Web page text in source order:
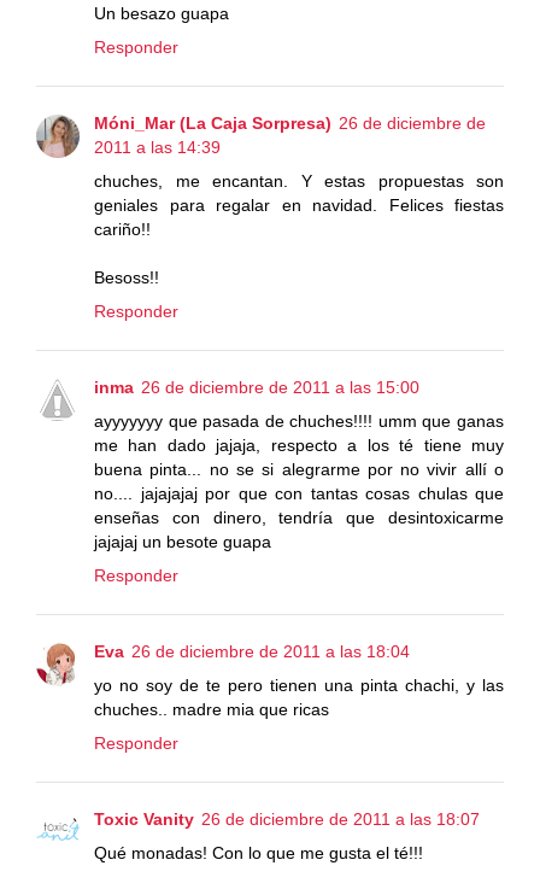
Un besazo guapa
Responder
Móni_Mar (La Caja Sorpresa) 26 de diciembre de
2011 a las 14:39
chuches, me encantan. Y estas propuestas son
geniales para regalar en navidad. Felices fiestas
cariño!!
Besoss!!
Responder
inma 26 de diciembre de 2011 a las 15:00
ayyyyyyy que pasada de chuches!!!! umm que ganas
me han dado jajaja, respecto a los té tiene muy
buena pinta... no se si alegrarme por no vivir allí o
no.... jajajajaj por que con tantas cosas chulas que
enseñas con dinero, tendría que desintoxicarme
jajajaj un besote guapa
Responder
Eva 26 de diciembre de 2011 a las 18:04
yo no soy de te pero tienen una pinta chachi, y las
chuches.. madre mia que ricas
Responder
Toxic Vanity 26 de diciembre de 2011 a las 18:07
Qué monadas! Con lo que me gusta el té!!!